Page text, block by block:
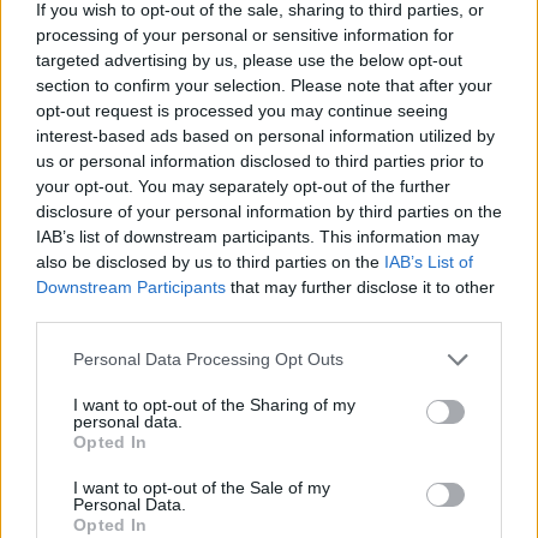
If you wish to opt-out of the sale, sharing to third parties, or
processing of your personal or sensitive information for
targeted advertising by us, please use the below opt-out
section to confirm your selection. Please note that after your
opt-out request is processed you may continue seeing
interest-based ads based on personal information utilized by
us or personal information disclosed to third parties prior to
your opt-out. You may separately opt-out of the further
disclosure of your personal information by third parties on the
IAB’s list of downstream participants. This information may
also be disclosed by us to third parties on the IAB’s List of
Downstream Participants that may further disclose it to other
Please note that this website/app uses one or more Google
not limited to your visit or usage behaviour. You may click to
grant or deny consent to Google and its third-party tags to
use your data for below specified purposes in below Google
consent section.
Personal Data Processing Opt Outs
I want to opt-out of the Sharing of my
personal data.
Opted In
I want to opt-out of the Sale of my
Personal Data.
Opted In
részéről érkező, a hágai Nemzetközi
Büntetőbíróság (ICC) elleni fenyegetések
miatt is. Figyelmeztetett, hogy az ilyen
nyomás alááshatja a bíróság működését. A
jelentés hangsúlyozza, hogy a legfontosabb
nemzetközi jogi intézmények székhelyeként
Hollandia különös felelősséggel tartozik
ezeknek a testületeknek a külső befolyástól
való védelméért.
Amszterdamban zsidókat verő egyik
muszlim
Hollandia elfordulása